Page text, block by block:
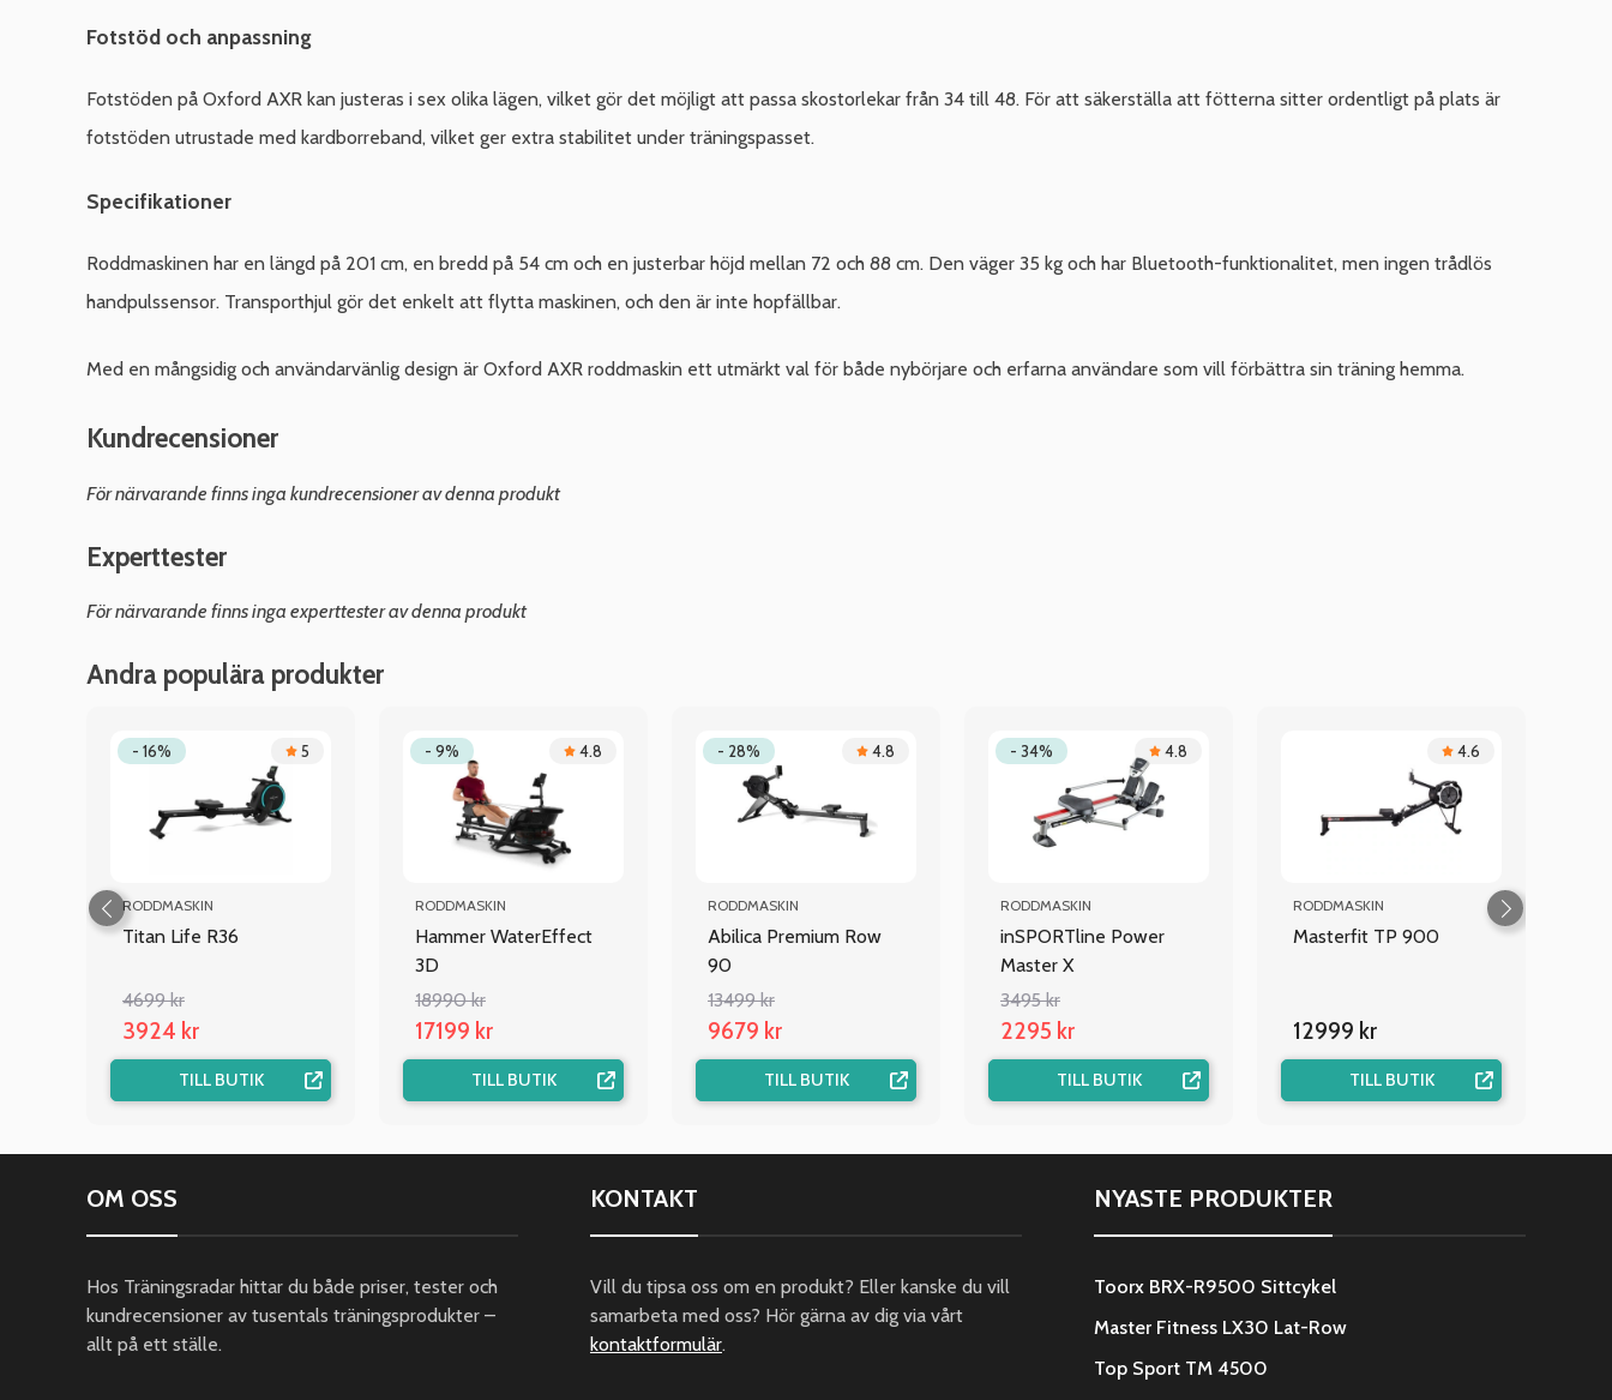
Fotstöd och anpassning
Fotstöden på Oxford AXR kan justeras i sex olika lägen, vilket gör det möjligt att passa skostorlekar från 34 till 48. För att säkerställa att fötterna sitter ordentligt på plats är
fotstöden utrustade med kardborreband, vilket ger extra stabilitet under träningspasset.
Specifikationer
Roddmaskinen har en längd på 201 cm, en bredd på 54 cm och en justerbar höjd mellan 72 och 88 cm. Den väger 35 kg och har Bluetooth-funktionalitet, men ingen trådlös
handpulssensor. Transporthjul gör det enkelt att flytta maskinen, och den är inte hopfällbar.
Med en mångsidig och användarvänlig design är Oxford AXR roddmaskin ett utmärkt val för både nybörjare och erfarna användare som vill förbättra sin träning hemma.
Kundrecensioner
För närvarande finns inga kundrecensioner av denna produkt
Experttester
För närvarande finns inga experttester av denna produkt
Andra populära produkter
- 16% 5
RODDMASKIN
Titan Life R36
4699 kr
3924 kr
TILL BUTIK
- 9% 4.8
RODDMASKIN
Hammer WaterEffect
3D
18990 kr
17199 kr
TILL BUTIK
- 28% 4.8
RODDMASKIN
Abilica Premium Row
90
13499 kr
9679 kr
TILL BUTIK
- 34% 4.8
RODDMASKIN
inSPORTline Power
Master X
3495 kr
2295 kr
TILL BUTIK
4.6
RODDMASKIN
Masterfit TP 900
12999 kr
TILL BUTIK
OM OSS
Hos Träningsradar hittar du både priser, tester och
kundrecensioner av tusentals träningsprodukter –
allt på ett ställe.
KONTAKT
Vill du tipsa oss om en produkt? Eller kanske du vill
samarbeta med oss? Hör gärna av dig via vårt
kontaktformulär.
NYASTE PRODUKTER
Toorx BRX-R9500 Sittcykel
Master Fitness LX30 Lat-Row
Top Sport TM 4500